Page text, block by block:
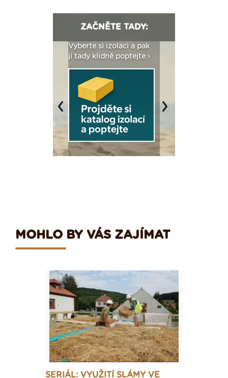
ZAČNĚTE TADY:
Vyberte si izolaci a pak
ji tady klidně poptejte ›
Previous Next
MOHLO BY VÁS ZAJÍMAT
SERIÁL: VYUŽITÍ SLÁMY VE